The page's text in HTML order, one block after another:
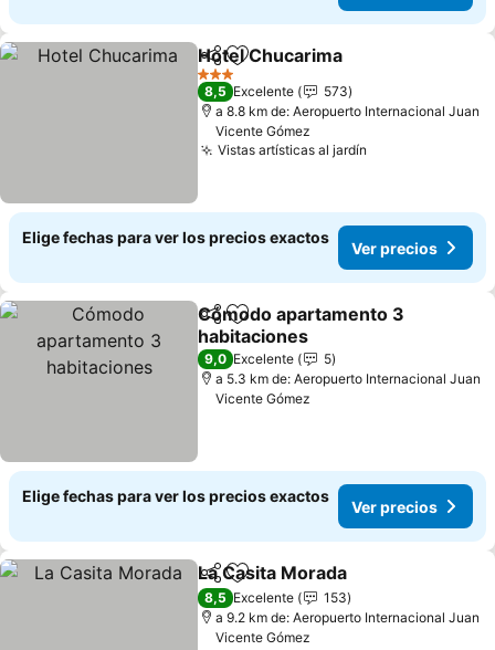
CompartirAgregar a favoritos
Hotel Chucarima
3 Estrellas
8,5 Excelente
573
a 8.8 km de: Aeropuerto Internacional Juan
Vicente Gómez
Vistas artísticas al jardín
Elige fechas para ver los precios exactos
Ver precios
CompartirAgregar a favoritos
Cómodo apartamento 3
habitaciones
Ver precios
9,0 Excelente
5
a 5.3 km de: Aeropuerto Internacional Juan
Vicente Gómez
Elige fechas para ver los precios exactos
Ver precios
CompartirAgregar a favoritos
La Casita Morada
8,5 Excelente
153
a 9.2 km de: Aeropuerto Internacional Juan
Vicente Gómez